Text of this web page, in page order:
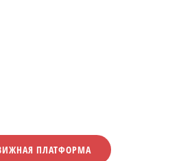
ПЛАТФОРМА